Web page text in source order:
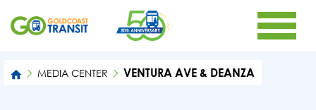
MEDIA CENTER VENTURA AVE & DEANZA